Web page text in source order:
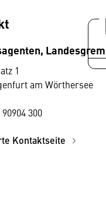
1
am Wörthersee
300
Kontaktseite